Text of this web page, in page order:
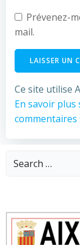
Prévenez-
mail.
Ce site utilise
En savoir plus
Search